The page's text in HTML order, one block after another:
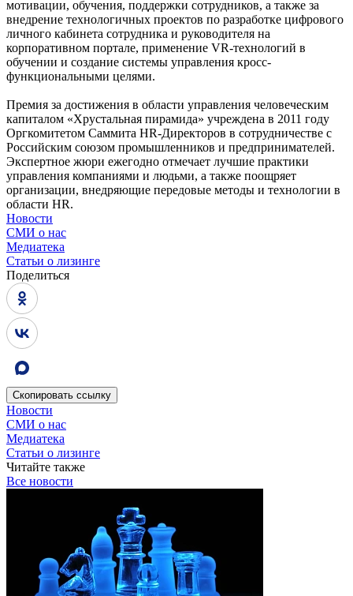
мотивации, обучения, поддержки сотрудников, а также за
внедрение технологичных проектов по разработке цифрового
личного кабинета сотрудника и руководителя на
корпоративном портале, применение VR-технологий в
обучении и создание системы управления кросс-
функциональными целями.
Премия за достижения в области управления человеческим
капиталом «Хрустальная пирамида» учреждена в 2011 году
Оргкомитетом Саммита HR-Директоров в сотрудничестве с
Российским союзом промышленников и предпринимателей.
Экспертное жюри ежегодно отмечает лучшие практики
управления компаниями и людьми, а также поощряет
организации, внедряющие передовые методы и технологии в
области HR.
Новости
СМИ о нас
Медиатека
Статьи о лизинге
Поделиться
Скопировать ссылку
Новости
СМИ о нас
Медиатека
Статьи о лизинге
Читайте также
Все новости